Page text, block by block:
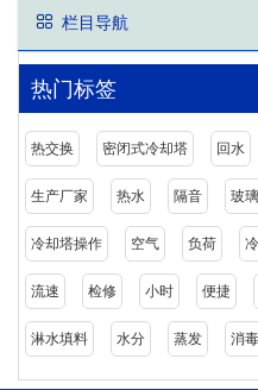
栏目导航
热门标签
热交换 密闭式冷却塔 回水
生产厂家 热水 隔音 玻
冷却塔操作 空气 负荷
流速 检修 小时 便捷
淋水填料 水分 蒸发 消毒